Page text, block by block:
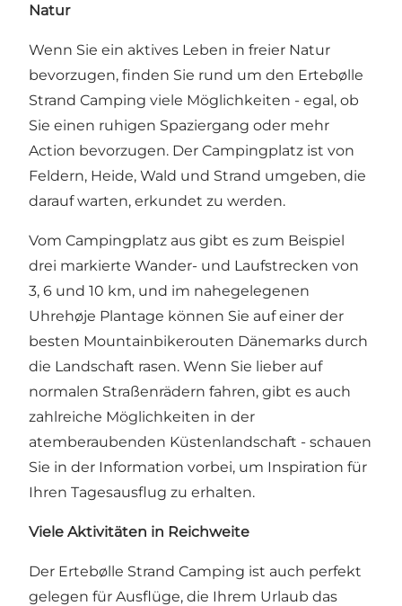
Natur
Wenn Sie ein aktives Leben in freier Natur
bevorzugen, finden Sie rund um den Ertebølle
Strand Camping viele Möglichkeiten - egal, ob
Sie einen ruhigen Spaziergang oder mehr
Action bevorzugen. Der Campingplatz ist von
Feldern, Heide, Wald und Strand umgeben, die
darauf warten, erkundet zu werden.
Vom Campingplatz aus gibt es zum Beispiel
drei markierte Wander- und Laufstrecken von
3, 6 und 10 km, und im nahegelegenen
Uhrehøje Plantage können Sie auf einer der
besten Mountainbikerouten Dänemarks durch
die Landschaft rasen. Wenn Sie lieber auf
normalen Straßenrädern fahren, gibt es auch
zahlreiche Möglichkeiten in der
atemberaubenden Küstenlandschaft - schauen
Sie in der Information vorbei, um Inspiration für
Ihren Tagesausflug zu erhalten.
Viele Aktivitäten in Reichweite
Der Ertebølle Strand Camping ist auch perfekt
gelegen für Ausflüge, die Ihrem Urlaub das